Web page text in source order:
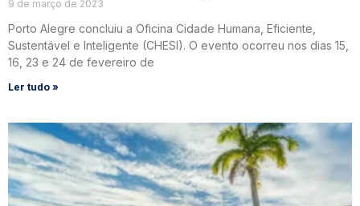
9 de março de 2023
Porto Alegre concluiu a Oficina Cidade Humana, Eficiente,
Sustentável e Inteligente (CHESI). O evento ocorreu nos dias 15,
16, 23 e 24 de fevereiro de
Ler tudo »